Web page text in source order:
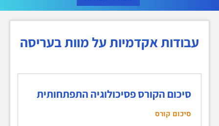
עבודות אקדמיות על מוות בעריסה
סיכום הקורס פסיכולוגיה התפתחותית
סיכום קורס